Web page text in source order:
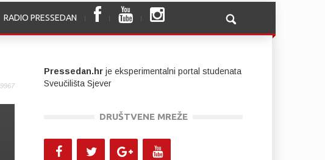
RADIO PRESSEDAN
9967
Pressedan.hr je eksperimentalni portal studenata
Sveučilišta Sjever
DRUŠTVENE MREŽE